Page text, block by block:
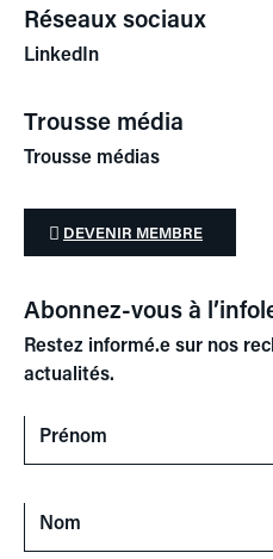
Réseaux sociaux
LinkedIn
Trousse média
Trousse médias
DEVENIR MEMBRE
Abonnez-vous à
Restez informé.e sur nos
actualités.